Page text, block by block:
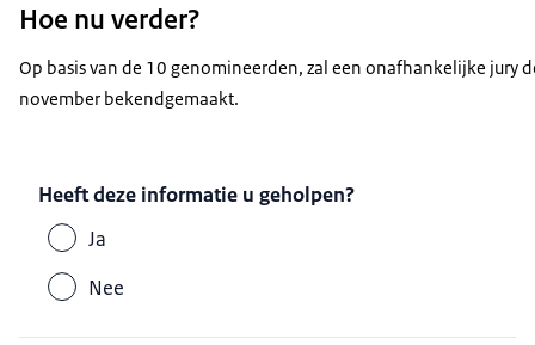
Hoe nu verder?
Op basis van de 10 genomineerden, zal een onafhankelijke jury
november bekendgemaakt.
Heeft deze informatie u geholpen?
Ja
Nee